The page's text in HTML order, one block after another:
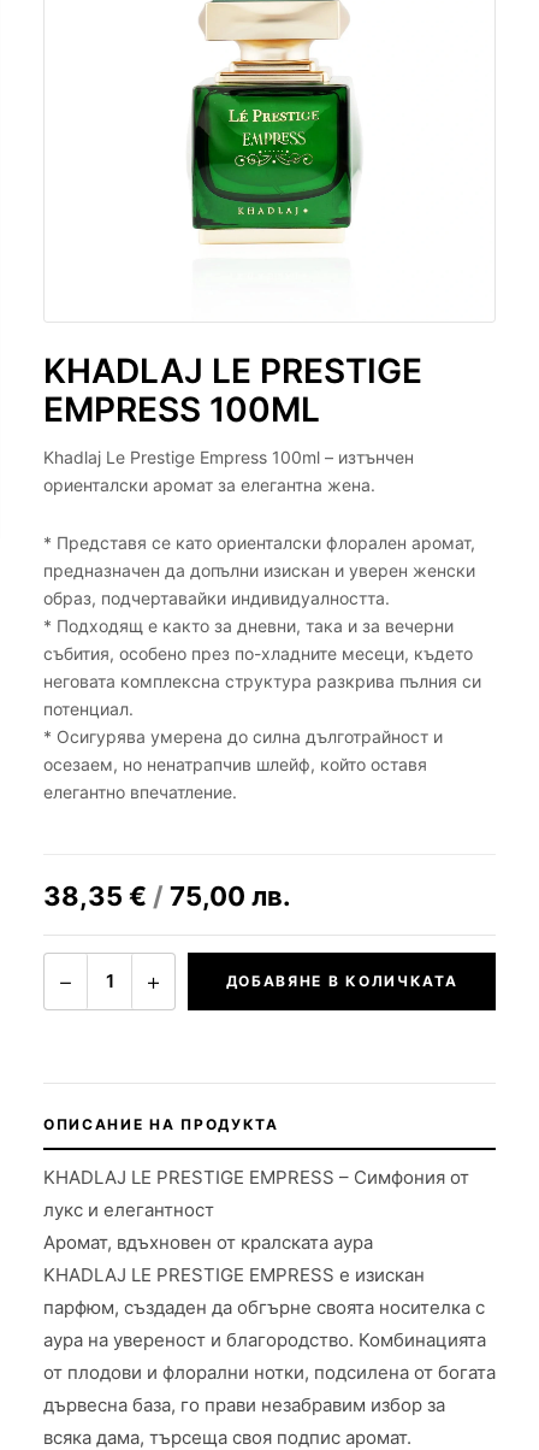
KHADLAJ LE PRESTIGE
EMPRESS 100ML
Khadlaj Le Prestige Empress 100ml – изтънчен
ориенталски аромат за елегантна жена.
* Представя се като ориенталски флорален аромат,
предназначен да допълни изискан и уверен женски
образ, подчертавайки индивидуалността.
* Подходящ е както за дневни, така и за вечерни
събития, особено през по-хладните месеци, където
неговата комплексна структура разкрива пълния си
потенциал.
* Осигурява умерена до силна дълготрайност и
осезаем, но ненатрапчив шлейф, който оставя
елегантно впечатление.
38,35 € / 75,00 лв.
− 1 + ДОБАВЯНЕ В КОЛИЧКАТА
ОПИСАНИЕ НА ПРОДУКТА
KHADLAJ LE PRESTIGE EMPRESS – Симфония от
лукс и елегантност
Аромат, вдъхновен от кралската аура
KHADLAJ LE PRESTIGE EMPRESS е изискан
парфюм, създаден да обгърне своята носителка с
аура на увереност и благородство. Комбинацията
от плодови и флорални нотки, подсилена от богата
дървесна база, го прави незабравим избор за
всяка дама, търсеща своя подпис аромат.